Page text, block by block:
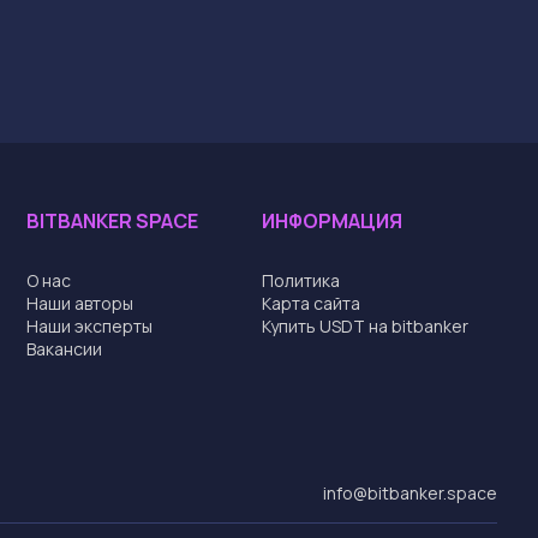
BITBANKER SPACE
О нас
Наши авторы
Наши эксперты
Вакансии
ИНФОРМАЦИЯ
Политика
Карта сайта
Купить USDT на bitbanker
info@bitbanker.space